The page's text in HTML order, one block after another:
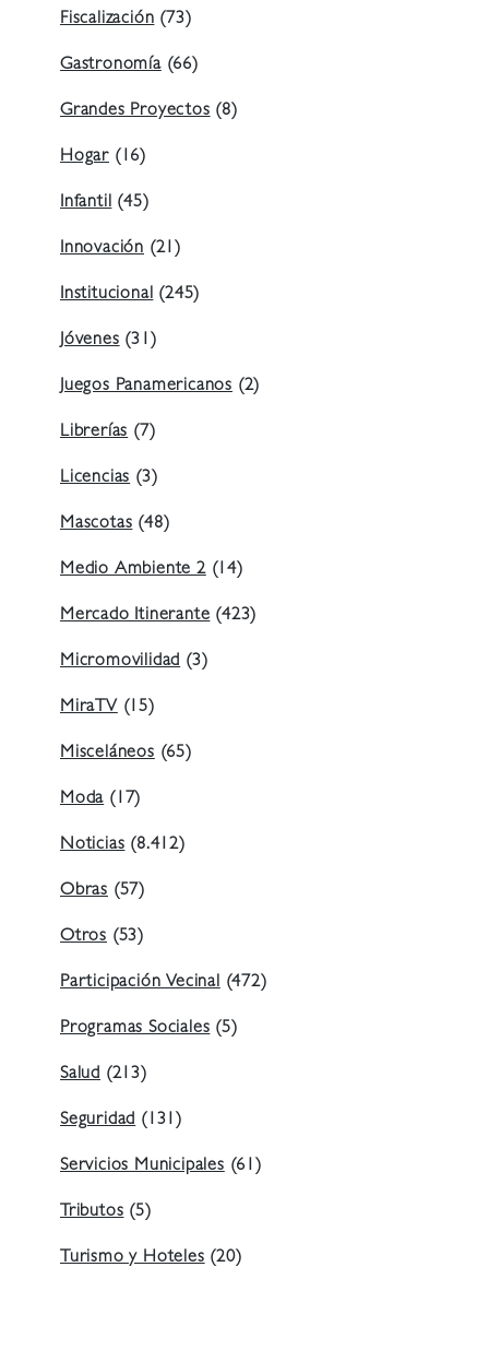
Fiscalización(73)
Gastronomía(66)
Grandes Proyectos(8)
Hogar (16)
Infantil(45)
Innovación (21)
Institucional(245)
Jóvenes(31)
Juegos Panamericanos (2)
Librerías(7)
Licencias(3)
Mascotas(48)
Medio Ambiente 2(14)
Mercado Itinerante(423)
Micromovilidad(3)
MiraTV(15)
Misceláneos(65)
Moda(17)
Noticias(8.412)
Obras (57)
Otros (53)
Participación Vecinal(472)
Programas Sociales(5)
Salud (213)
Seguridad(131)
Servicios Municipales(61)
Tributos(5)
Turismo y Hoteles(20)